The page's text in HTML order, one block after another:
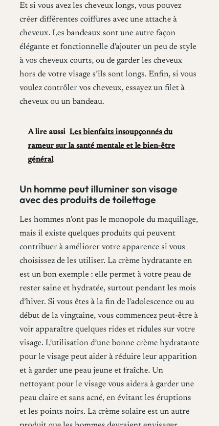
Et si vous avez les cheveux longs, vous pouvez
créer différentes coiffures avec une attache à
cheveux. Les bandeaux sont une autre façon
élégante et fonctionnelle d’ajouter un peu de style
à vos cheveux courts, ou de garder les cheveux
hors de votre visage s’ils sont longs. Enfin, si vous
voulez contrôler vos cheveux, essayez un filet à
cheveux ou un bandeau.
A lire aussi Les bienfaits insoupçonnés du
rameur sur la santé mentale et le bien-être
général
Un homme peut illuminer son visage
avec des produits de toilettage
Les hommes n’ont pas le monopole du maquillage,
mais il existe quelques produits qui peuvent
contribuer à améliorer votre apparence si vous
choisissez de les utiliser. La crème hydratante en
est un bon exemple : elle permet à votre peau de
rester saine et hydratée, surtout pendant les mois
d’hiver. Si vous êtes à la fin de l’adolescence ou au
début de la vingtaine, vous commencez peut-être à
voir apparaître quelques rides et ridules sur votre
visage. L’utilisation d’une bonne crème hydratante
pour le visage peut aider à réduire leur apparition
et à garder une peau jeune et fraîche. Un
nettoyant pour le visage vous aidera à garder une
peau claire et sans acné, en évitant les éruptions
et les points noirs. La crème solaire est un autre